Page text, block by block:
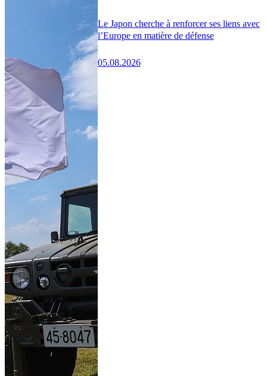
Le Japon cherche à renforcer ses liens avec
l’Europe en matière de défense
05.08.2026